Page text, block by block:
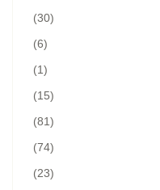
(30)
(6)
(1)
(15)
(81)
(74)
(23)